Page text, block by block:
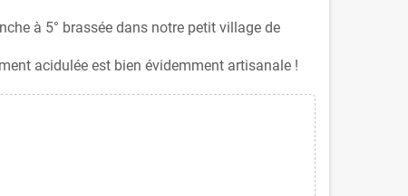
à 5° brassée dans notre petit village de
acidulée est bien évidemment artisanale !